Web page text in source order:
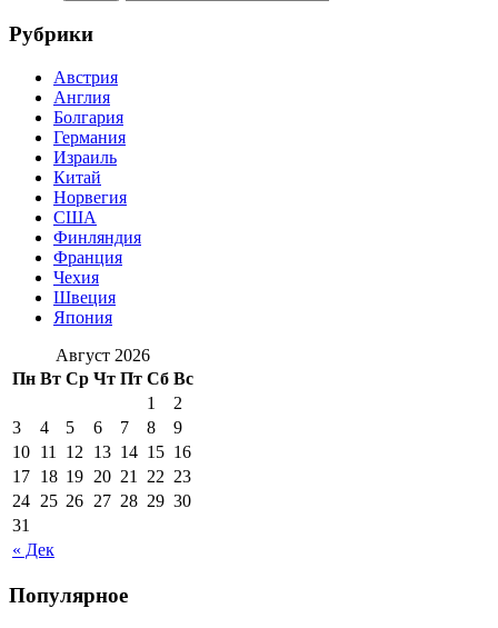
Рубрики
Австрия
Англия
Болгария
Германия
Израиль
Китай
Норвегия
США
Финляндия
Франция
Чехия
Швеция
Япония
Август 2026
Пн Вт Ср Чт Пт Сб Вс
« Дек
1
2
3
4 5 6 7 8
9
10 11 12 13 14 15 16
17 18 19 20 21 22 23
24 25 26 27 28 29 30
31
Популярное